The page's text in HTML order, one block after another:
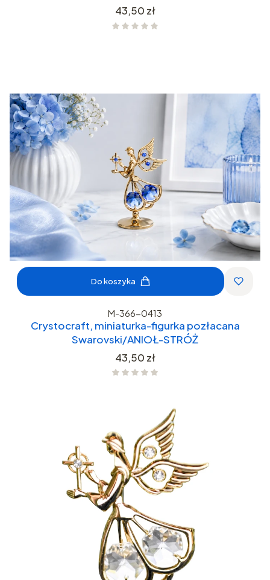
Cena
43,50 zł
Do koszyka
M-366-0413
Crystocraft, miniaturka-figurka pozłacana
Swarovski/ANIOŁ-STRÓŻ
Cena
43,50 zł